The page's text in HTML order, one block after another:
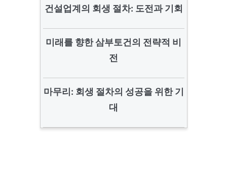
건설업계의 회생 절차: 도전과 기회
미래를 향한 삼부토건의 전략적 비
전
마무리: 회생 절차의 성공을 위한 기
대